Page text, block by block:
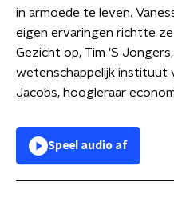
in armoede te leven.
eigen ervaringen richtte
Gezicht op, Tim 'S
wetenschappelijk instituut
Jacobs, hoogleraar
Speel audio af